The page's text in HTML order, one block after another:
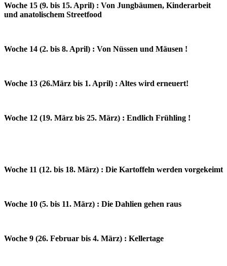
Woche 15 (9. bis 15. April) : Von Jungbäumen, Kinderarbeit
und anatolischem Streetfood
Woche 14 (2. bis 8. April) : Von Nüssen und Mäusen !
Woche 13 (26.März bis 1. April) : Altes wird erneuert!
Woche 12 (19. März bis 25. März) : Endlich Frühling !
Woche 11 (12. bis 18. März) : Die Kartoffeln werden vorgekeimt
Woche 10 (5. bis 11. März) : Die Dahlien gehen raus
Woche 9 (26. Februar bis 4. März) : Kellertage